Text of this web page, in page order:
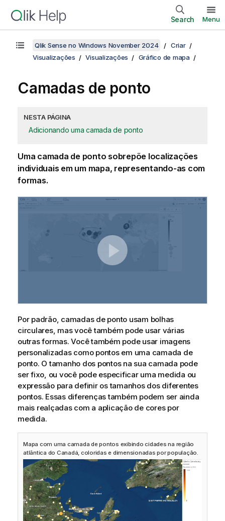
Search Menu
Qlik Sense no Windows November 2024
Criar
Visualizações
Visualizações Gráfico de mapa
Camadas de ponto
NESTA PÁGINA
Adicionando uma camada de ponto
Uma camada de ponto sobrepõe localizações
individuais em um mapa, representando-as com
formas.
Por padrão, camadas de ponto usam bolhas
circulares, mas você também pode usar várias
outras formas. Você também pode usar imagens
personalizadas como pontos em uma camada de
ponto. O tamanho dos pontos na sua camada pode
ser fixo, ou você pode especificar uma medida ou
expressão para definir os tamanhos dos diferentes
pontos. Essas diferenças também podem ser ainda
mais realçadas com a aplicação de cores por
medida.
Mapa com uma camada de pontos exibindo cidades na região
atlântica do Canadá, coloridas e dimensionadas por população.